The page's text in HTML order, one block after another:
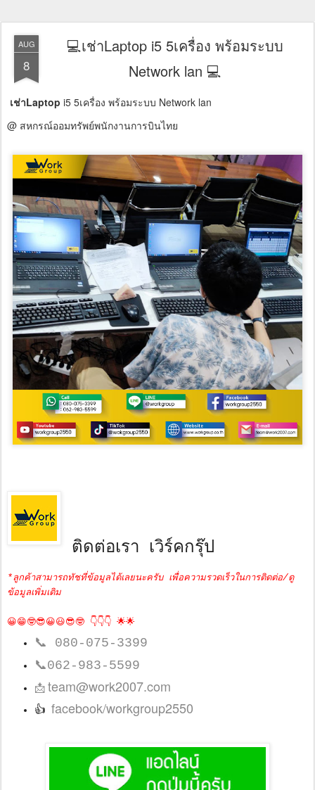
AUG
8
💻เช่าLaptop i5 5เครื่อง พร้อมระบบ
Network lan 💻
เช่าLaptop i5 5เครื่อง พร้อมระบบ Network lan
@ สหกรณ์ออมทรัพย์พนักงานการบินไทย
ติดต่อเรา เวิร์คกรุ๊ป
*ลูกค้าสามารถทัชที่ข้อมูลได้เลยนะครับ เพื่อความรวดเร็วในการติดต่อ/ดู
ข้อมูลเพิ่มเติม
😀😁🤓😎😀😃😎🤓 👇👇👇 🌟🌟
📞 080-075-3399
📞062-983-5599
📩team@work2007.com
👍 facebook/workgroup2550